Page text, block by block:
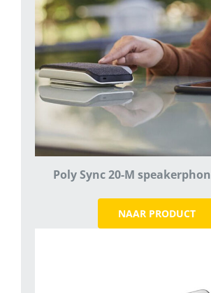
Poly Sync 20-M
NAAR PRODUCT